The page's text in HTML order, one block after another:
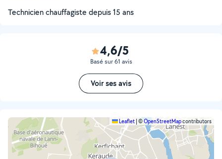
Technicien chauffagiste depuis 15 ans
4,6/5
Basé sur 61 avis
Voir ses avis
Leaflet ©OpenStreetMapcontributors